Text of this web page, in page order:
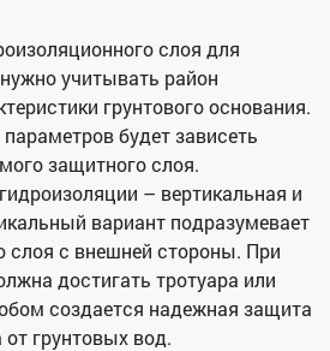
слоя для
учитывать район
грунтового основания.
будет зависеть
защитного слоя.
– вертикальная и
вариант подразумевает
слоя с внешней стороны. При
достигать тротуара или
создается надежная защита
грунтовых вод.